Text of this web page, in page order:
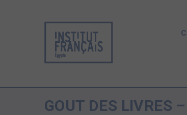
GOUT DES LIVRES